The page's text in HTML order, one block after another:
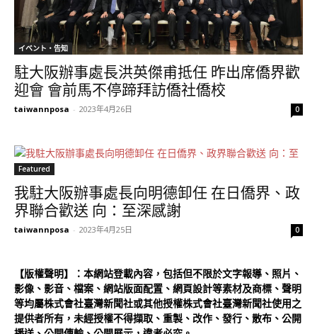
イベント・告知
駐大阪辦事處長洪英傑甫抵任 昨出席僑界歡
迎會 會前馬不停蹄拜訪僑社僑校
taiwannposa - 2023年4月26日 0
Featured
我駐大阪辦事處長向明德卸任 在日僑界、政
界聯合歡送 向：至深感謝
taiwannposa - 2023年4月25日 0
【版權聲明】：本網站登載內容，包括但不限於文字報導、照片、
影像、影音、檔案、網站版面配置、網頁設計等素材及商標、聲明
等均屬株式會社臺灣新聞社或其他授權株式會社臺灣新聞社使用之
提供者所有，未經授權不得擷取、重製、改作、發行、散布、公開